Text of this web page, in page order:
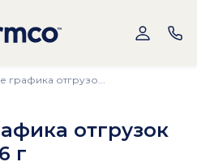
графика отгрузо...
отгрузок
г